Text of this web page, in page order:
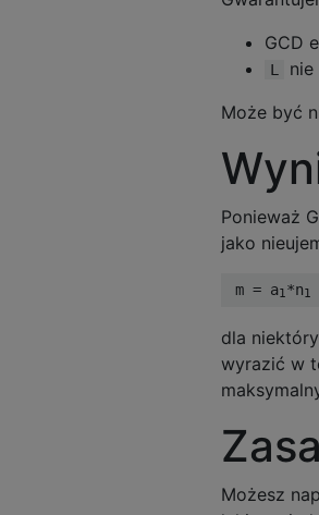
GCD
L
nie
Może być
Ponieważ
jako
m = a1 *n1
dla
wyrazić w
Możesz